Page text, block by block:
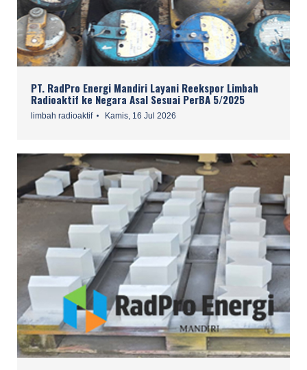
PT. RadPro Energi Mandiri Layani Reekspor Limbah
Radioaktif ke Negara Asal Sesuai PerBA 5/2025
limbah radioaktif Kamis, 16 Jul 2026